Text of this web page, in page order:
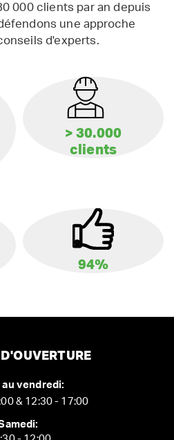
000 clients par an depuis
une approche
d'experts.
> 30.000
clients
94%
D'OUVERTURE
au vendredi:
& 12:30 - 17:00